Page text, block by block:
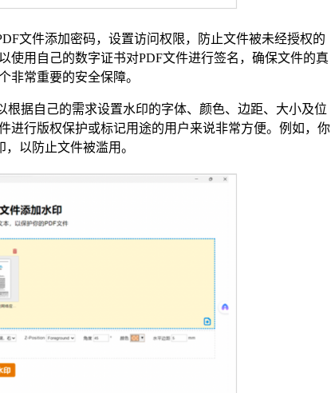
文件添加密码，设置访问权限，防止文件被未经授权的
使用自己的数字证书对PDF文件进行签名，确保文件的真
非常重要的安全保障。
据自己的需求设置水印的字体、颜色、边距、大小及位
进行版权保护或标记用途的用户来说非常方便。例如，你
以防止文件被滥用。